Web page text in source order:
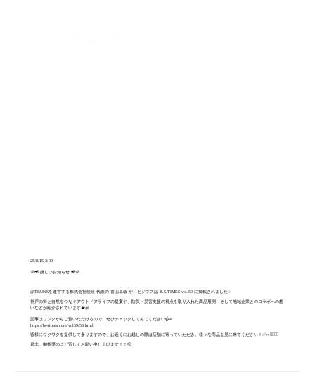
25/8/15 3:00
🎉📢 嬉しいお知らせ 📢🎉
@TRUNKを運営する株式会社稜旺 代表の 香山卓哉 が、ビジネス誌 B.S.TIMES vol.59 に掲載されました✨
神戸の街と自然をつなぐアウトドアライフの提案や、防災・災害支援の視点を取り入れた商品展開、そして地域企業とのコラボへの想
いなどが紹介されています🏕️🌿
記事はリンクからご覧いただけるので、ぜひチェックしてみてください☝️👀
https://bs-times.com/vol59/53.html
皆様にワクワクを提供して参りますので、お近くにお越しの際は店舗に寄っていただき、様々な商品を見に来てください！✅👀🚶‍♂️🚶‍♀️
是非、御指導のほど宜しくお願い申し上げます！！🫡